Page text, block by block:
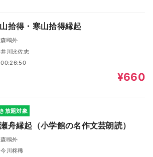
拾得・寒山拾得縁起
森鴎外
井川比佐志
00:26:50
¥660
放題対象
舟縁起（小学館の名作文芸朗読）
森鴎外
今川柊稀